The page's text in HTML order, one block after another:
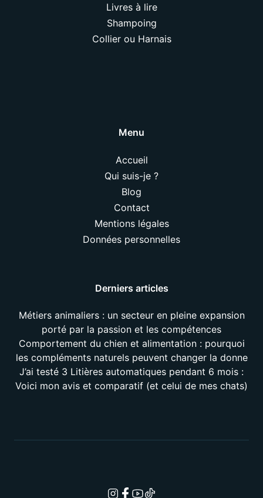
Livres à lire
Shampoing
Collier ou Harnais
Menu
Accueil
Qui suis-je ?
Blog
Contact
Mentions légales
Données personnelles
Derniers articles
Métiers animaliers : un secteur en pleine expansion
porté par la passion et les compétences
Comportement du chien et alimentation : pourquoi
les compléments naturels peuvent changer la donne
J’ai testé 3 Litières automatiques pendant 6 mois :
Voici mon avis et comparatif (et celui de mes chats)